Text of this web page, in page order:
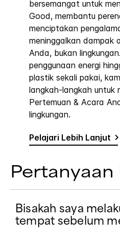
bersemangat untuk
Good, membantu
menciptakan
meninggalkan dampak
Anda, bukan
penggunaan energi
plastik sekali pakai,
langkah-langkah untuk
Pertemuan & Acara
lingkungan.
Pelajari Lebih Lanjut
Bisakah saya
tempat sebelum